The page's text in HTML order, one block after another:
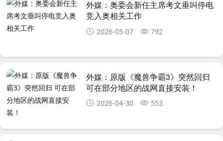
外媒：奥委会新任主席考文垂叫停电
竞入奥相关工作
2026-05-07 792
外媒：原版《魔兽争霸3》突然回归
可在部分地区的战网直接安装！
2026-04-30 553